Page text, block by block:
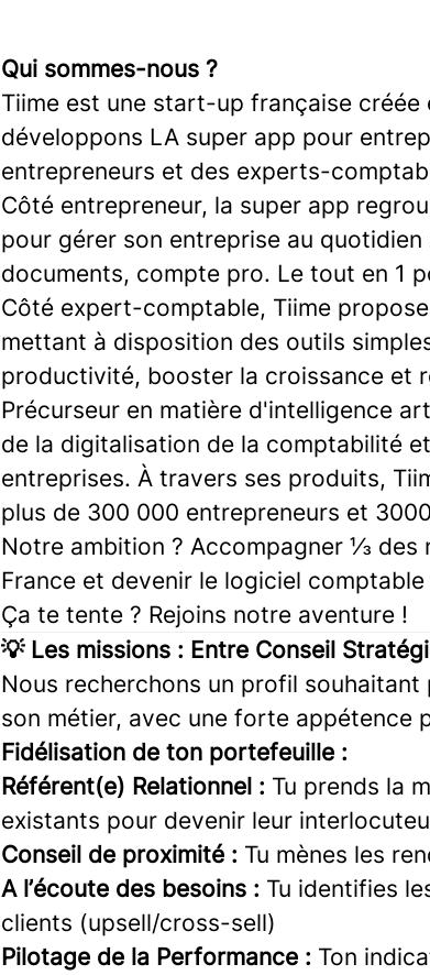
Qui sommes-nous ?
Tiime est une start-up française créée
développons LA super app pour
entrepreneurs et des experts-
Côté entrepreneur, la super app
pour gérer son entreprise au
documents, compte pro. Le tout en 1
Côté expert-comptable, Tiime
mettant à disposition des outils
productivité, booster la croissance et
Précurseur en matière d'intelligence
de la digitalisation de la comptabilité
entreprises. À travers ses produits,
plus de 300 000 entrepreneurs et
Notre ambition ? Accompagner ⅓ des
France et devenir le logiciel
Ça te tente ? Rejoins notre aventure !
💡 Les missions : Entre Conseil
Nous recherchons un profil
son métier, avec une forte appétence
Fidélisation de ton portefeuille :
Référent(e) Relationnel : Tu prends la
existants pour devenir leur
Conseil de proximité : Tu mènes les
A l’écoute des besoins : Tu identifies
clients (upsell/cross-sell)
Pilotage de la Performance : Ton